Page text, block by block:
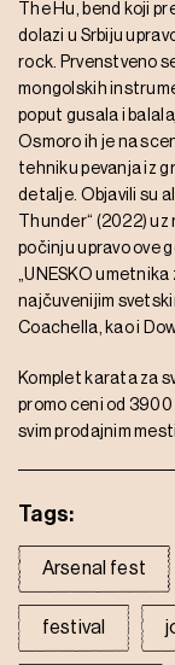
The Hu, bend koji
dolazi u Srbiju
rock. Prvenstveno
mongolskih
poput gusala i
Osmoro ih je na
tehniku pevanja iz
detalje. Objavili su
Thunder“ (2022)
počinju upravo ove
„UNESKO umetnika
najčuvenijim
Coachella, kao i
Komplet karata za
promo ceni od
svim prodajnim
Tags:
Arsenal fest
festival